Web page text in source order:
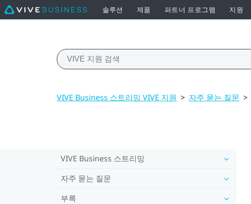
솔루션 제품 파트너 프로그램 지원
VIVE Business 스트리밍 VIVE 지원 > 자주 묻는 질문 >
VIVE Business 스트리밍
자주 묻는 질문
부록